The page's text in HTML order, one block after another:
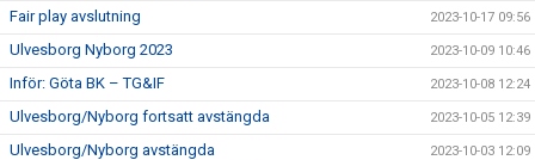
Fair play avslutning 2023-10-17 09:56
Ulvesborg Nyborg 2023 2023-10-09 10:46
Inför: Göta BK – TG&IF 2023-10-08 12:24
Ulvesborg/Nyborg fortsatt avstängda 2023-10-05 12:39
Ulvesborg/Nyborg avstängda 2023-10-03 12:09